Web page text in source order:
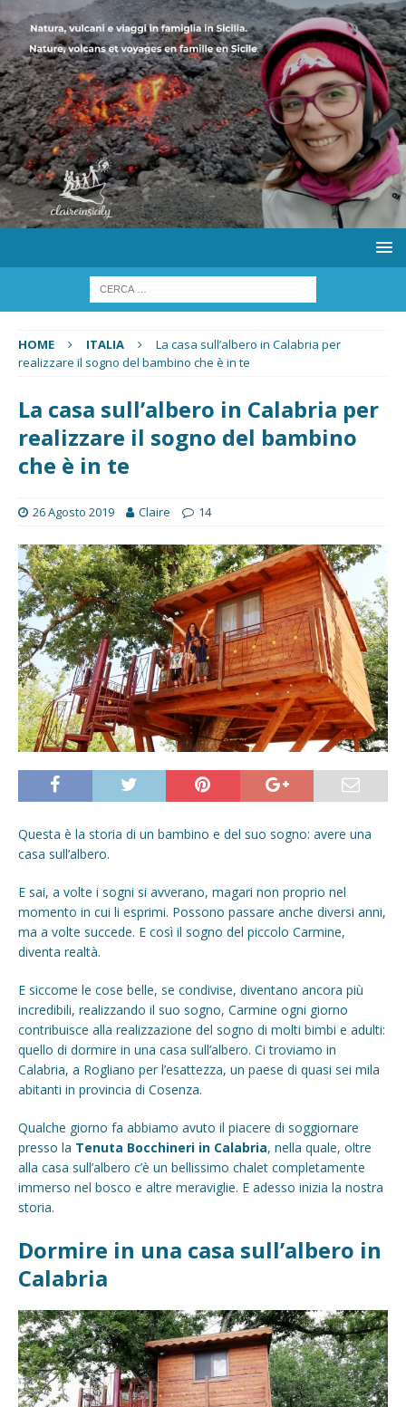
HOME ITALIA
La casa sull’albero in Calabria per
realizzare il sogno del bambino che è in te
La casa sull’albero in Calabria per
realizzare il sogno del bambino
che è in te
26 Agosto 2019 Claire 14
Questa è la storia di un bambino e del suo sogno: avere una
casa sull’albero.
E sai, a volte i sogni si avverano, magari non proprio nel
momento in cui li esprimi. Possono passare anche diversi anni,
ma a volte succede. E così il sogno del piccolo Carmine,
diventa realtà.
E siccome le cose belle, se condivise, diventano ancora più
incredibili, realizzando il suo sogno, Carmine ogni giorno
contribuisce alla realizzazione del sogno di molti bimbi e adulti:
quello di dormire in una casa sull’albero. Ci troviamo in
Calabria, a Rogliano per l’esattezza, un paese di quasi sei mila
abitanti in provincia di Cosenza.
Qualche giorno fa abbiamo avuto il piacere di soggiornare
presso la Tenuta Bocchineri in Calabria, nella quale, oltre
alla casa sull’albero c’è un bellissimo chalet completamente
immerso nel bosco e altre meraviglie. E adesso inizia la nostra
storia.
Dormire in una casa sull’albero in
Calabria